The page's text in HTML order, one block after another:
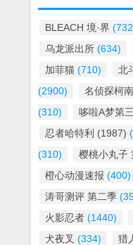
BLEACH 境·界
乌龙派出所 (634)
加菲猫 (710) 北
(2900)
名侦探柯
(310)
哆啦A梦第
忍者哈特利 (1987)
(310)
樱桃小丸子
橙心动漫速报 (400)
涛哥测评 第二季
火影忍者 (1440)
犬夜叉 (334) 猎